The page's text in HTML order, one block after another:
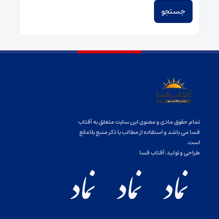
تمام حقوق مادی و معنوی این سایت متعلق به آفتاب
فسا می باشد و استفاده از مطالب با ذکر منبع بلامانع
است.
طراحی و تولید:آفتاب فسا